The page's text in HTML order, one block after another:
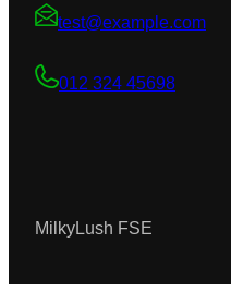
test@example.com
012 324 45698
MilkyLush FSE